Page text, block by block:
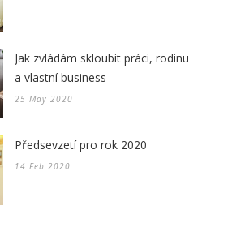
Jak zvládám skloubit práci, rodinu
a vlastní business
25 May 2020
Předsevzetí pro rok 2020
14 Feb 2020